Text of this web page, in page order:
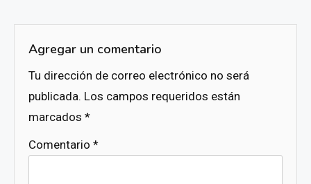
Agregar un comentario
Tu dirección de correo electrónico no será
publicada. Los campos requeridos están
marcados *
Comentario *